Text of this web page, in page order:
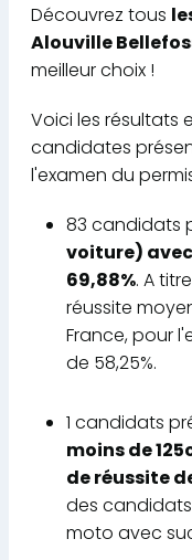
Découvrez tous
Alouville
meilleur choix !
Voici les résultats
candidates
l'examen du
83 candidats
voiture)
69,88%. A
réussite
France, pour
de 58,25%.
1 candidats
moins de
de réussite
des
moto avec